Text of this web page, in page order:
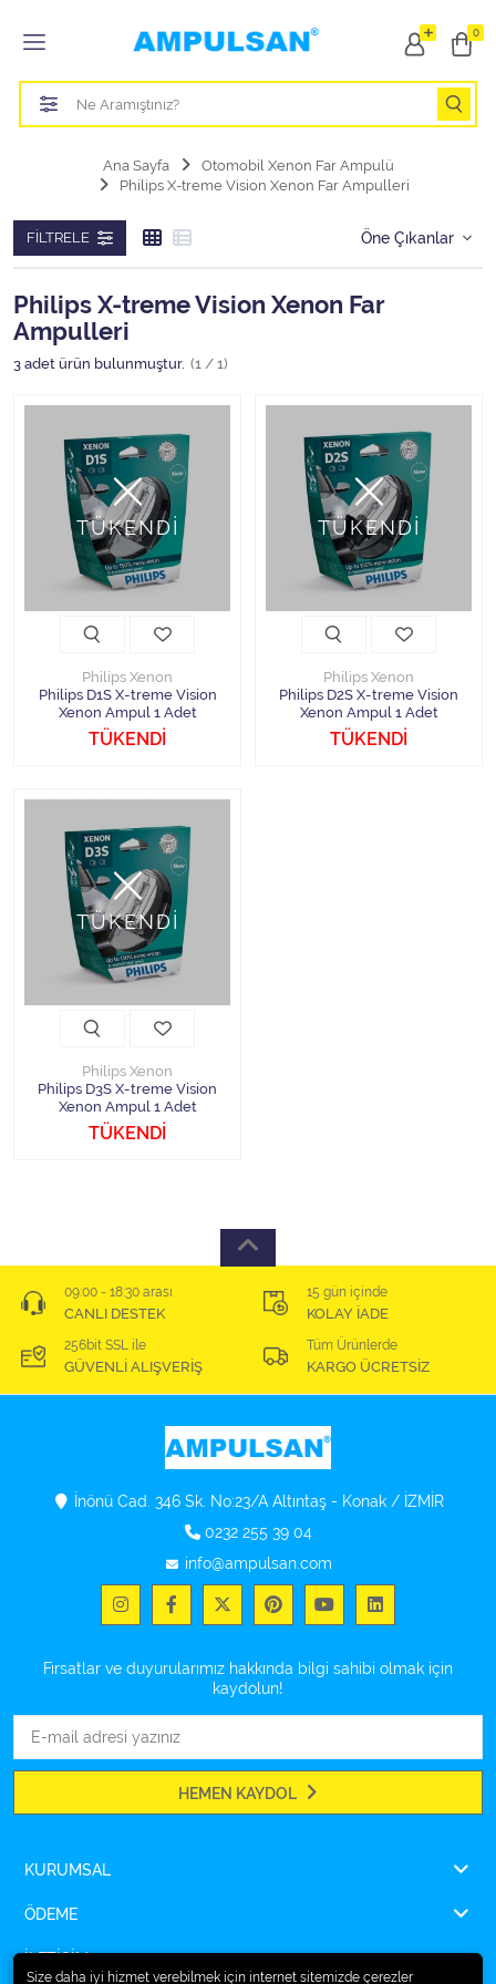
0
Tüm Kategoriler
Led Aydınlatma Ampulü
Otomobil Halojen Far Ampulü
Otomobil Xenon Far Ampulü
Otomobil Led Far Ampulü
Otomobil Halojen Park Ampulü
Otomobil Led Park Ampulü
Otomobil Gösterge Ampulü
Halojen Off Road Rally Ampulü
Motosiklet Halojen Far Ampulü
Kamyon Halojen Far Ampulü
Kamyon Halojen Park Ampulü
Kamyon Gösterge Ampulü
Ana Sayfa
Otomobil Xenon Far Ampulü
Philips X-treme Vision Xenon Far Ampulleri
FILTRELE
Philips X-treme Vision Xenon Far
Ampulleri
3 adet ürün bulunmuştur. (1 / 1)
TÜKENDİ
Philips Xenon
Philips D1S X-treme Vision
Xenon Ampul 1 Adet
TÜKENDİ
TÜKENDİ
Philips Xenon
Philips D2S X-treme Vision
Xenon Ampul 1 Adet
TÜKENDİ
TÜKENDİ
Philips Xenon
Philips D3S X-treme Vision
Xenon Ampul 1 Adet
TÜKENDİ
09:00 - 18:30 arası
CANLI DESTEK
15 gün içinde
KOLAY İADE
256bit SSL ile
GÜVENLİ ALIŞVERİŞ
Tüm Ürünlerde
KARGO ÜCRETSİZ
İnönü Cad. 346 Sk. No:23/A Altıntaş - Konak / İZMİR
0232 255 39 04
info@ampulsan.com
Fırsatlar ve duyurularımız hakkında bilgi sahibi olmak için
kaydolun!
HEMEN KAYDOL
KURUMSAL
ÖDEME
İLETİŞİM
Size daha iyi hizmet verebilmek için internet sitemizde çerezler